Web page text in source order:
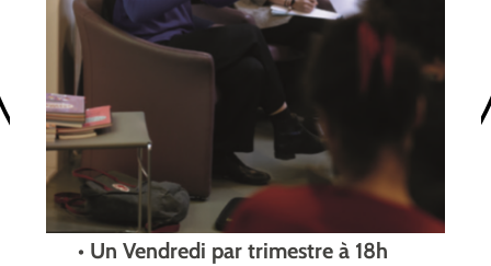
• Un Vendredi par trimestre à 18h